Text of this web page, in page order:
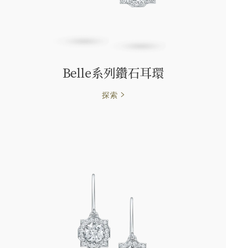
Belle系列鑽石耳環
探索